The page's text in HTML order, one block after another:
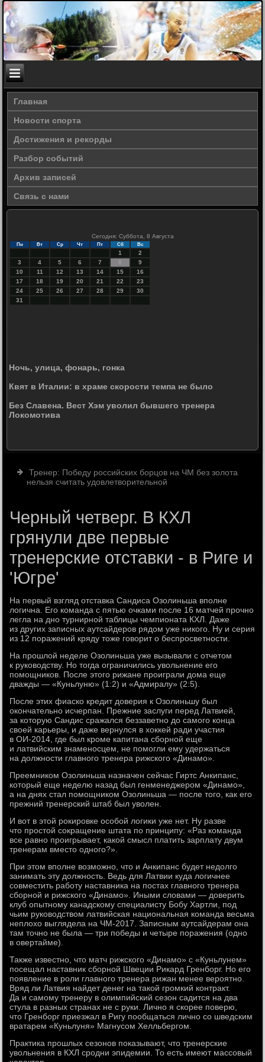
Главная
Новости спорта
Достижения и рекорды
Разбор событий
Архив записей
Связь с нами
Сегодня: Суббота, 8 Августа
Пн Вт Ср Чт Пт Сб Вс
1
2
3
4 5 6 7 8
9
10
11 12 13 14 15
16
17
18 19 20 21 22
23
24
25 26 27 28 29
30
31
Ночь, улица, фонарь, гонка
Квят в Италии: в храме скорости темпа не было
Без Славена. Вест Хэм уволил бывшего тренера
Локомотива
Тренер: Победу российских борцов на ЧМ без золота
нельзя считать удовлетворительной
Черный четверг. В КХЛ
грянули две первые
тренерские отставки - в Риге и
'Югре'
На первый взгляд отставка Сандиса Озолиньша вполне
логична. Его команда с пятью очками после 16 матчей прочно
легла на дно турнирной таблицы чемпионата КХЛ. Даже
из других записных аутсайдеров рядом уже никого. Ну и серия
из 12 поражений кряду тоже говорит о беспросветности.
На прошлой неделе Озолиньша уже вызывали с отчетом
к руководству. Но тогда ограничились увольнение его
помощников. После этого рижане проиграли дома еще
дважды — «Куньлуню» (1:2) и «Адмиралу» (2:5).
После этих фиаско кредит доверия к Озолиньшу был
окончательно исчерпан. Прежние заслуги перед Латвией,
за которую Сандис сражался беззаветно до самого конца
своей карьеры, и даже вернулся в хоккей ради участия
в ОИ-2014, где был кроме капитана сборной еще
и латвийским знаменосцем, не помогли ему удержаться
на должности главного тренера рижского «Динамо».
Преемником Озолиньша назначен сейчас Гиртс Анкипанс,
который еще неделю назад был генменеджером «Динамо»,
а на днях стал помощником Озолиньша — после того, как его
прежний тренерский штаб был уволен.
И вот в этой рокировке особой логики уже нет. Ну разве
что простой сокращение штата по принципу: «Раз команда
все равно проигрывает, какой смысл платить зарплату двум
тренерам вместо одного?».
При этом вполне возможно, что и Анкипанс будет недолго
занимать эту должность. Ведь для Латвии куда логичнее
совместить работу наставника на постах главного тренера
сборной и рижского «Динамо». Иными словами — доверить
клуб опытному канадскому специалисту Бобу Хартли, под
чьим руководством латвийская национальная команда весьма
неплохо выглядела на ЧМ-2017. Записным аутсайдерам она
там точно не была — три победы и четыре поражения (одно
в овертайме).
Также известно, что матч рижского «Динамо» с «Куньлунем»
посещал наставник сборной Швеции Рикард Гренборг. Но его
появление в роли главного тренера рижан менее вероятно.
Вряд ли Латвия найдет денег на такой громкий контракт.
Да и самому тренеру в олимпийский сезон садится на два
стула в разных странах не с руки. Лично я скорее поверю,
что Гренборг приезжал в Ригу пообщаться лично со шведским
вратарем «Куньлуня» Магнусом Хелльбергом.
Практика прошлых сезонов показывают, что тренерские
увольнения в КХЛ сродни эпидемии. То есть имеют массовый